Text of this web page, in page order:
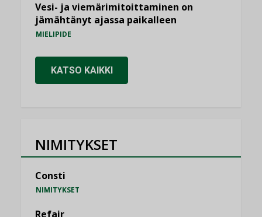
Vesi- ja viemärimitoittaminen on
jämähtänyt ajassa paikalleen
MIELIPIDE
KATSO KAIKKI
NIMITYKSET
Consti
NIMITYKSET
Refair